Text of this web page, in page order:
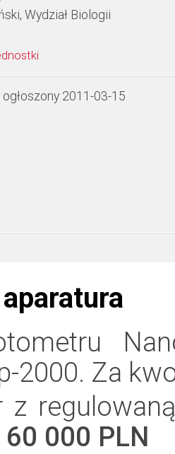
Wydział Biologii
ogłoszony 2011-03-15
2000. Za
z
60 000 PLN